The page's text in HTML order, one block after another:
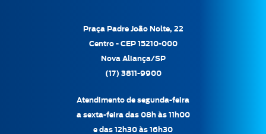
Praça Padre João Nolte, 22
Centro - CEP 15210-000
Nova Aliança/SP
(17) 3811-9900
Atendimento de segunda-feira
a sexta-feira das 08h às 11h00
e das 12h30 às 16h30